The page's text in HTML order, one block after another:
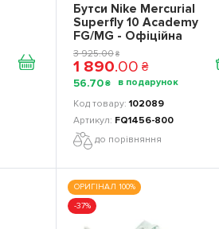
Бутси Nike Mercurial
Superfly 10 Academy
FG/MG - Офіційна
продукція
3 925.00 ₴
1 890.00 ₴
56.70 ₴
102089
FQ1456-800
до порівняння
ОРИГІНАЛ 100%
-37%